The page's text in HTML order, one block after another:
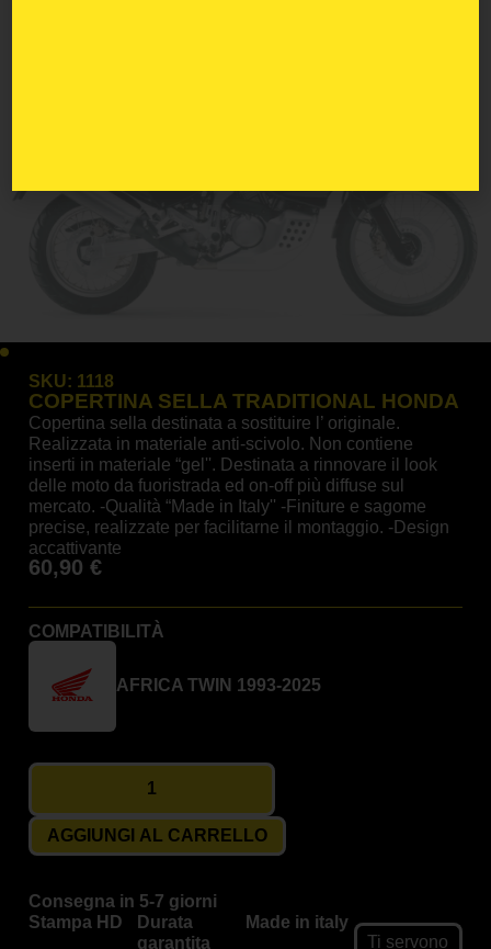
SKU: 1118
COPERTINA SELLA TRADITIONAL HONDA
Copertina sella destinata a sostituire l’ originale.
Realizzata in materiale anti-scivolo. Non contiene
inserti in materiale “gel''. Destinata a rinnovare il look
delle moto da fuoristrada ed on-off più diffuse sul
mercato. -Qualità “Made in Italy'' -Finiture e sagome
precise, realizzate per facilitarne il montaggio. -Design
accattivante
60,90€
COMPATIBILITÀ
AFRICA TWIN 1993-2025
AGGIUNGI AL CARRELLO
Consegna in 5-7 giorni
Stampa HD
Durata
garantita
Made in italy
Ti servono